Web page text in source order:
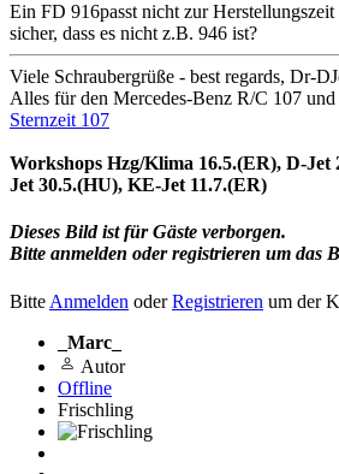
Ein FD 916passt nicht zur
sicher, dass es nicht z.B. 946 ist?
Viele Schraubergrüße - best regards, Dr-
Alles für den Mercedes-Benz R/C 107
Sternzeit 107
Workshops Hzg/Klima 16.5.(ER), D-Jet
Jet 30.5.(HU), KE-Jet 11.7.(ER)
Dieses Bild ist für Gäste verborgen.
Bitte anmelden oder registrieren um das
Bitte Anmelden oderRegistrieren um der
_Marc_
Autor
Offline
Frischling